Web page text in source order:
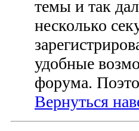
темы и так
несколько
удобные
форума.
Вернуться